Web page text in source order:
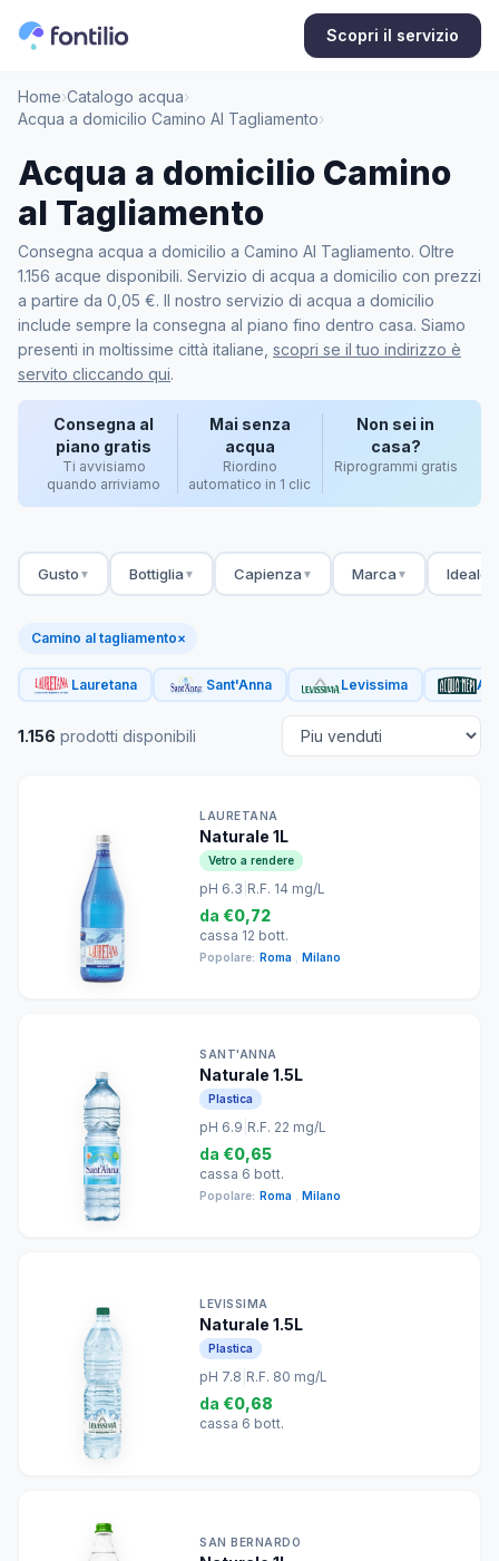
Scopri il servizio
Home›Catalogo acqua›
Acqua a domicilio Camino Al Tagliamento›
Acqua a domicilio Camino
al Tagliamento
Consegna acqua a domicilio a Camino Al Tagliamento. Oltre
1.156 acque disponibili. Servizio di acqua a domicilio con prezzi
a partire da 0,05 €. Il nostro servizio di acqua a domicilio
include sempre la consegna al piano fino dentro casa. Siamo
presenti in moltissime città italiane, scopri se il tuo indirizzo è
servito cliccando qui.
Consegna al
piano gratis
Ti avvisiamo
quando arriviamo
Mai senza
acqua
Riordino
automatico in 1 clic
Non sei in
casa?
Riprogrammi gratis
Gusto ▼ Bottiglia ▼ Capienza ▼ Marca ▼ Ideale
Camino al tagliamento×
Lauretana Sant'Anna Levissima
1.156 prodotti disponibili
LAURETANA
Naturale 1L
Vetro a rendere
pH 6.3 R.F. 14 mg/L
da €0,72
cassa 12 bott.
Popolare: Roma Milano
SANT'ANNA
Naturale 1.5L
Plastica
pH 6.9 R.F. 22 mg/L
da €0,65
cassa 6 bott.
Popolare: Roma Milano
LEVISSIMA
Naturale 1.5L
Plastica
pH 7.8 R.F. 80 mg/L
da €0,68
cassa 6 bott.
SAN BERNARDO